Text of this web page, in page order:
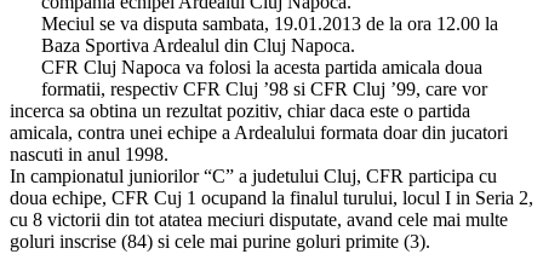
Meciul se va disputa sambata, 19.01.2013 de la ora 12.00 la
Baza Sportiva Ardealul din Cluj Napoca.
CFR Cluj Napoca va folosi la acesta partida amicala doua
formatii, respectiv CFR Cluj ’98 si CFR Cluj ’99, care vor
incerca sa obtina un rezultat pozitiv, chiar daca este o partida
amicala, contra unei echipe a Ardealului formata doar din jucatori
nascuti in anul 1998.
In campionatul juniorilor “C” a judetului Cluj, CFR participa cu
doua echipe, CFR Cuj 1 ocupand la finalul turului, locul I in Seria 2,
cu 8 victorii din tot atatea meciuri disputate, avand cele mai multe
goluri inscrise (84) si cele mai purine goluri primite (3).